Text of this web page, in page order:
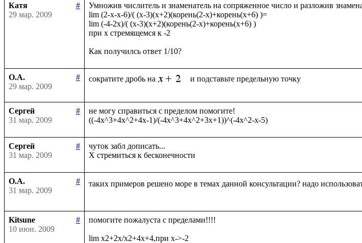
Катя
#
29 мар. 2009
Умножив числитель и знаменатель на сопряженное число и разложив
lim (2-x-x-6)/( (x-3)(x+2)(корень(2-x)+корень(x+6) )=
lim (-4-2x)/( (x-3)(x+2)(корень(2-x)+корень(x+6) )
при x стремящемся к -2
О.А.
#
29 мар. 2009
сократите дробь на
Сергей
#
31 мар. 2009
не могу справиться с пределом помогите!
Сергей
#
31 мар. 2009
чуток забл дописать...
О.А.
#
31 мар. 2009
таких примеров решено море в темах данной консультации? надо
Kitsune
#
10 июн. 2009
помогите пожалуста с пределами!!!!
lim x2+2x/x2+4x+4,при x->-2